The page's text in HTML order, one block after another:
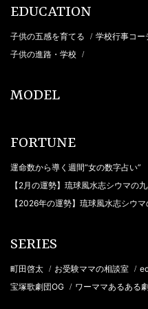
EDUCATION
子供の五感を育てる / 学校行事コー
子供の進路・学校 /
MODEL
FORTUNE
運命数から導く週間“女の数字占い”
【2月の運勢】琉球風水志シウマの
【2026年の運勢】琉球風水志シウ
SERIES
町田啓太 / お受験ママの相談室 /
宝塚歌劇団OG / ワーママあるある